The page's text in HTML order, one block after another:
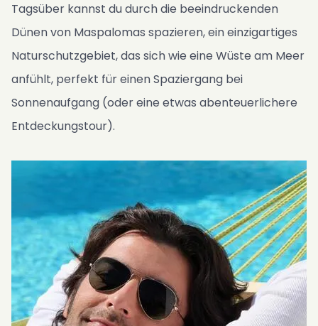
Tagsüber kannst du durch die beeindruckenden
Dünen von Maspalomas spazieren, ein einzigartiges
Naturschutzgebiet, das sich wie eine Wüste am Meer
anfühlt, perfekt für einen Spaziergang bei
Sonnenaufgang (oder eine etwas abenteuerlichere
Entdeckungstour).